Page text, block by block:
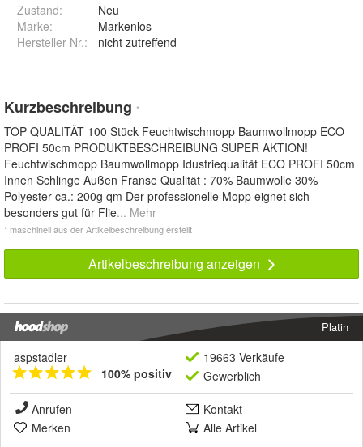
Zustand:
Neu
Marke:
Markenlos
Hersteller Nr.:
nicht zutreffend
Kurzbeschreibung *
TOP QUALITÄT 100 Stück Feuchtwischmopp Baumwollmopp ECO
PROFI 50cm PRODUKTBESCHREIBUNG SUPER AKTION!
Feuchtwischmopp Baumwollmopp Idustriequalität ECO PROFI 50cm
Innen Schlinge Außen Franse Qualität : 70% Baumwolle 30%
Polyester ca.: 200g qm Der professionelle Mopp eignet sich
besonders gut für Flie... Mehr
* maschinell aus der Artikelbeschreibung erstellt
Artikelbeschreibung anzeigen
Platin
aspstadler
100% positiv
19663 Verkäufe
Gewerblich
Anrufen
Kontakt
Merken
Alle Artikel